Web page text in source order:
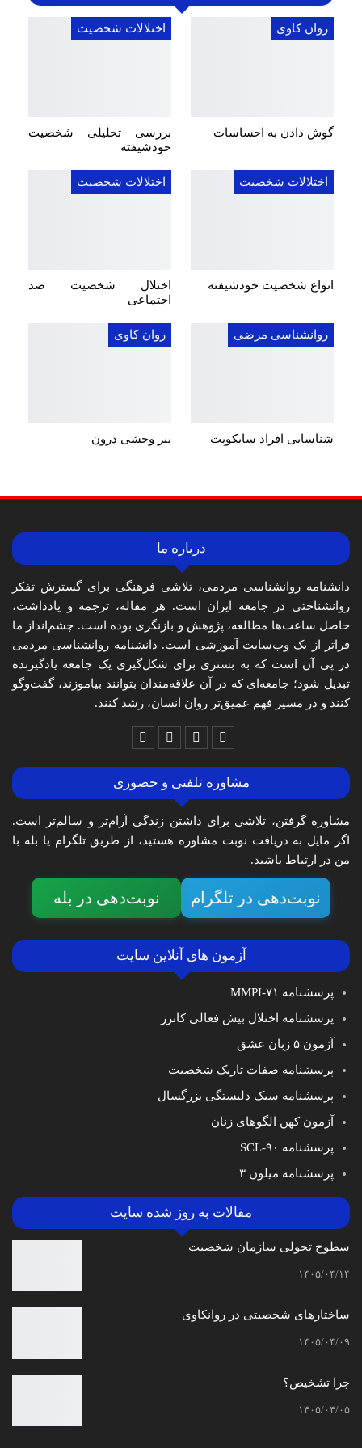
روان کاوی
گوش دادن به احساسات
اختلالات شخصیت
بررسی تحلیلی شخصیت
خودشیفته
اختلالات شخصیت
انواع شخصیت خودشیفته
اختلالات شخصیت
اختلال شخصیت ضد
اجتماعی
روانشناسی مرضی
شناسایی افراد سایکوپت
روان کاوی
ببر وحشی درون
درباره ما
دانشنامه روانشناسی مردمی، تلاشی فرهنگی برای گسترش تفکر
روانشناختی در جامعه ایران است. هر مقاله، ترجمه و یادداشت،
حاصل ساعت‌ها مطالعه، پژوهش و بازنگری بوده است. چشم‌انداز ما
فراتر از یک وب‌سایت آموزشی است. دانشنامه روانشناسی مردمی
در پی آن است که به بستری برای شکل‌گیری یک جامعه یادگیرنده
تبدیل شود؛ جامعه‌ای که در آن علاقه‌مندان بتوانند بیاموزند، گفت‌وگو
کنند و در مسیر فهم عمیق‌تر روان انسان، رشد کنند.
مشاوره تلفنی و حضوری
مشاوره گرفتن، تلاشی برای داشتن زندگی آرام‌تر و سالم‌تر است.
اگر مایل به دریافت نوبت مشاوره هستید، از طریق تلگرام یا بله با
من در ارتباط باشید.
نوبت‌دهی در تلگرام نوبت‌دهی در بله
آزمون های آنلاین سایت
پرسشنامه MMPI-۷۱
پرسشنامه اختلال بیش فعالی کانرز
آزمون ۵ زبان عشق
پرسشنامه صفات تاریک شخصیت
پرسشنامه سبک دلبستگی بزرگسال
آزمون کهن الگوهای زنان
پرسشنامه SCL-۹۰
پرسشنامه میلون ۳
مقالات به روز شده سایت
سطوح تحولی سازمان‌ شخصیت
۱۴۰۵/۰۴/۱۴
ساختارهای شخصیتی در روانکاوی
۱۴۰۵/۰۴/۰۹
چرا تشخیص؟
۱۴۰۵/۰۴/۰۵